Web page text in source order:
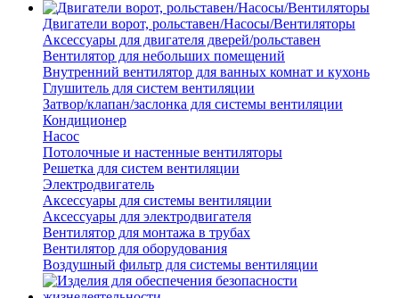
Двигатели ворот, рольставен/Насосы/Вентиляторы
Аксессуары для двигателя дверей/рольставен
Вентилятор для небольших помещений
Внутренний вентилятор для ванных комнат и кухонь
Глушитель для систем вентиляции
Затвор/клапан/заслонка для системы вентиляции
Кондиционер
Насос
Потолочные и настенные вентиляторы
Решетка для систем вентиляции
Электродвигатель
Аксессуары для системы вентиляции
Аксессуары для электродвигателя
Вентилятор для монтажа в трубах
Вентилятор для оборудования
Воздушный фильтр для системы вентиляции